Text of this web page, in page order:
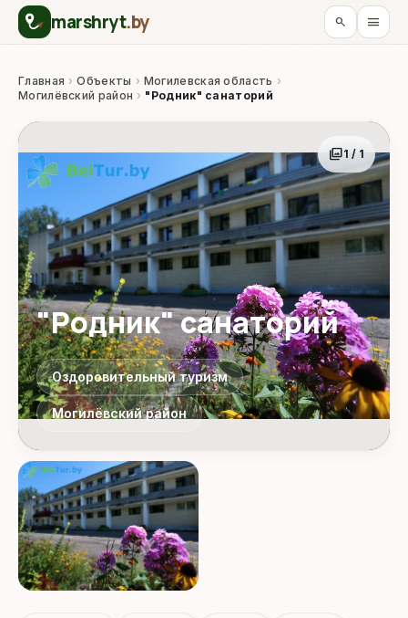
marshryt.by search menu
Главная › Объекты › Могилевская область ›
Могилёвский район › "Родник" санаторий
photo_library1 / 1
"Родник" санаторий
Оздоровительный туризм
Могилёвский район